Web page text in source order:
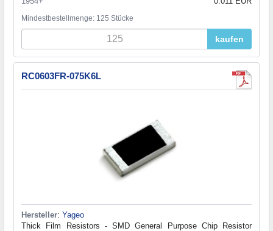
Mindestbestellmenge: 125 Stücke
kaufen
RC0603FR-075K6L
Hersteller: Yageo
Thick Film Resistors - SMD General Purpose Chip Resistor